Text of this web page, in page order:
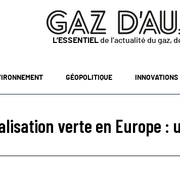
L’ESSENTIEL de l’actualité du gaz,
GÉOPOLITIQUE INNOVATIONS
verte en Europe :